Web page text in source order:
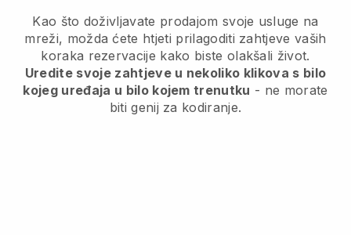
Kao što doživljavate prodajom svoje usluge na
mreži, možda ćete htjeti prilagoditi zahtjeve vaših
koraka rezervacije kako biste olakšali život.
Uredite svoje zahtjeve u nekoliko klikova s bilo
kojeg uređaja u bilo kojem trenutku - ne morate
biti genij za kodiranje.